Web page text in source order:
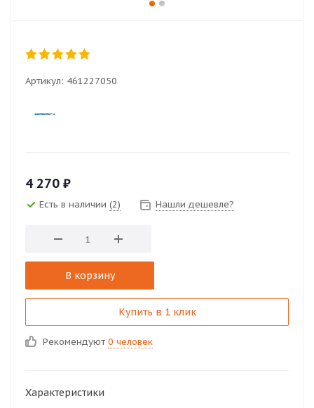
Артикул: 461227050
4 270 ₽
Есть в наличии (2) Нашли дешевле?
В корзину
Купить в 1 клик
Рекомендуют 0 человек
Характеристики